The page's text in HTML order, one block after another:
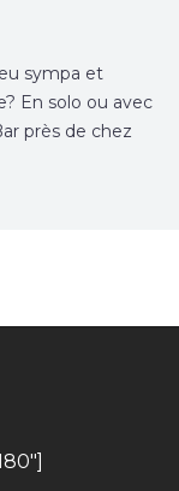
.
sympa et
En solo ou avec
près de chez